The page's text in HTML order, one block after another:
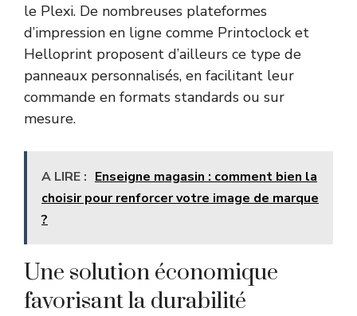
le Plexi. De nombreuses plateformes
d’impression en ligne comme Printoclock et
Helloprint proposent d’ailleurs ce type de
panneaux personnalisés, en facilitant leur
commande en formats standards ou sur
mesure.
A LIRE : Enseigne magasin : comment bien la
choisir pour renforcer votre image de marque
?
Une solution économique
favorisant la durabilité